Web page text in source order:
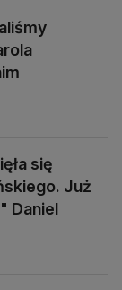
się
Już
Daniel